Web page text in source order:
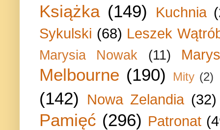
Książka (149) Kuchnia
Sykulski (68) Leszek
Marysia Nowak (11)
Melbourne (190) Mity (2)
(142) Nowa Zelandia (32)
Pamięć (296) Patronat